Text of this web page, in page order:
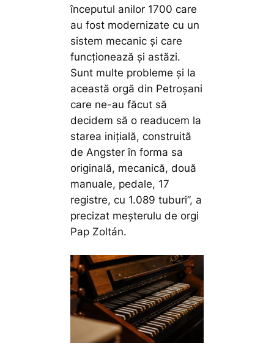
începutul anilor 1700 care
au fost modernizate cu un
sistem mecanic și care
funcționează și astăzi.
Sunt multe probleme și la
această orgă din Petroșani
care ne-au făcut să
decidem să o readucem la
starea inițială, construită
de Angster în forma sa
originală, mecanică, două
manuale, pedale, 17
registre, cu 1.089 tuburi”, a
precizat meșterulu de orgi
Pap Zoltán.